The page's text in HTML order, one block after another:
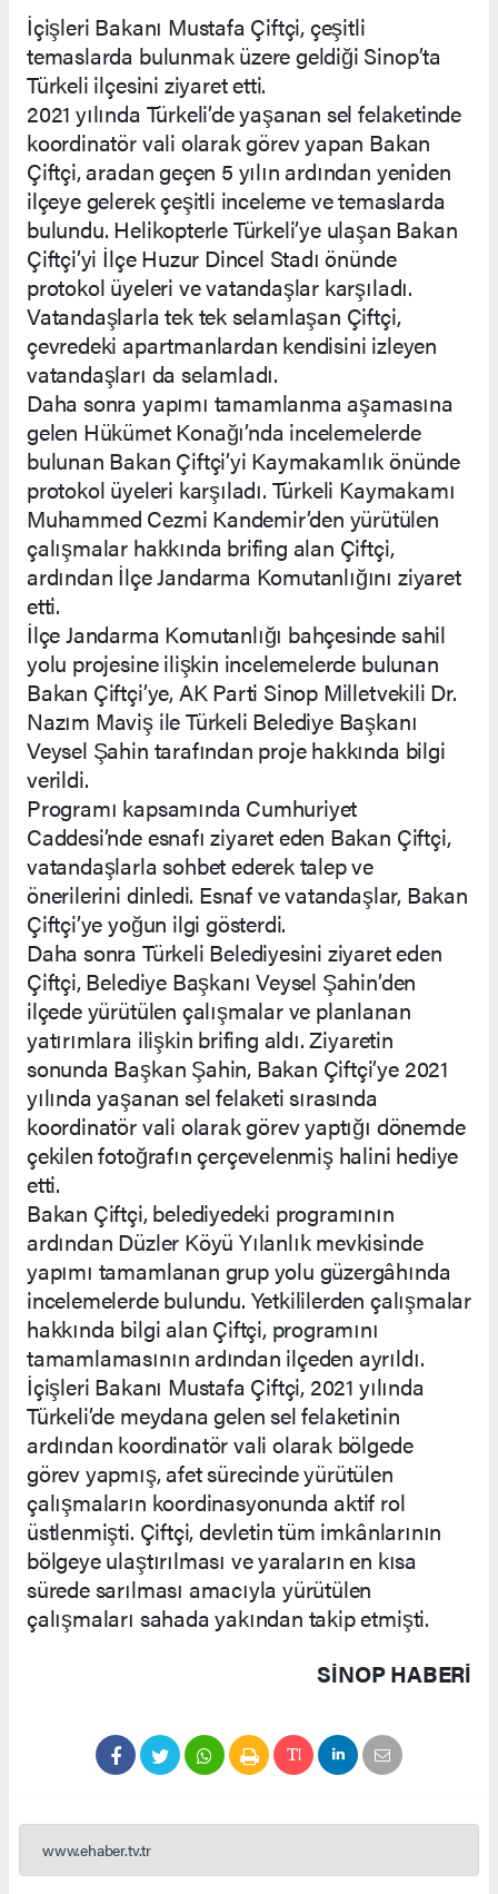
İçişleri Bakanı Mustafa Çiftçi, çeşitli
temaslarda bulunmak üzere geldiği Sinop’ta
Türkeli ilçesini ziyaret etti.
2021 yılında Türkeli’de yaşanan sel felaketinde
koordinatör vali olarak görev yapan Bakan
Çiftçi, aradan geçen 5 yılın ardından yeniden
ilçeye gelerek çeşitli inceleme ve temaslarda
bulundu. Helikopterle Türkeli’ye ulaşan Bakan
Çiftçi’yi İlçe Huzur Dincel Stadı önünde
protokol üyeleri ve vatandaşlar karşıladı.
Vatandaşlarla tek tek selamlaşan Çiftçi,
çevredeki apartmanlardan kendisini izleyen
vatandaşları da selamladı.
Daha sonra yapımı tamamlanma aşamasına
gelen Hükümet Konağı’nda incelemelerde
bulunan Bakan Çiftçi’yi Kaymakamlık önünde
protokol üyeleri karşıladı. Türkeli Kaymakamı
Muhammed Cezmi Kandemir’den yürütülen
çalışmalar hakkında brifing alan Çiftçi,
ardından İlçe Jandarma Komutanlığını ziyaret
etti.
İlçe Jandarma Komutanlığı bahçesinde sahil
yolu projesine ilişkin incelemelerde bulunan
Bakan Çiftçi’ye, AK Parti Sinop Milletvekili Dr.
Nazım Maviş ile Türkeli Belediye Başkanı
Veysel Şahin tarafından proje hakkında bilgi
verildi.
Programı kapsamında Cumhuriyet
Caddesi’nde esnafı ziyaret eden Bakan Çiftçi,
vatandaşlarla sohbet ederek talep ve
önerilerini dinledi. Esnaf ve vatandaşlar, Bakan
Çiftçi’ye yoğun ilgi gösterdi.
Daha sonra Türkeli Belediyesini ziyaret eden
Çiftçi, Belediye Başkanı Veysel Şahin’den
ilçede yürütülen çalışmalar ve planlanan
yatırımlara ilişkin brifing aldı. Ziyaretin
sonunda Başkan Şahin, Bakan Çiftçi’ye 2021
yılında yaşanan sel felaketi sırasında
koordinatör vali olarak görev yaptığı dönemde
çekilen fotoğrafın çerçevelenmiş halini hediye
etti.
Bakan Çiftçi, belediyedeki programının
ardından Düzler Köyü Yılanlık mevkisinde
yapımı tamamlanan grup yolu güzergâhında
incelemelerde bulundu. Yetkililerden çalışmalar
hakkında bilgi alan Çiftçi, programını
tamamlamasının ardından ilçeden ayrıldı.
İçişleri Bakanı Mustafa Çiftçi, 2021 yılında
Türkeli’de meydana gelen sel felaketinin
ardından koordinatör vali olarak bölgede
görev yapmış, afet sürecinde yürütülen
çalışmaların koordinasyonunda aktif rol
üstlenmişti. Çiftçi, devletin tüm imkânlarının
bölgeye ulaştırılması ve yaraların en kısa
sürede sarılması amacıyla yürütülen
çalışmaları sahada yakından takip etmişti.
SINOP HABERİ
www.ehaber.tv.tr